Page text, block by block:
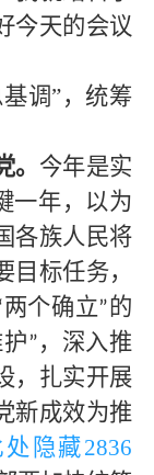
今天的会议
调”，统筹
今年是实
一年，以为
各族人民将
标任务，
两个确立”的
”，深入推
，扎实开展
新成效为推
处隐藏2836